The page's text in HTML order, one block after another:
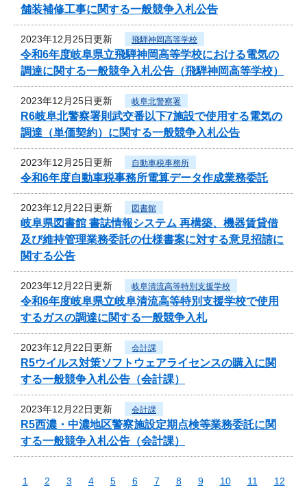
舗装補修工事に関する一般競争入札公告
2023年12月25日更新 飛騨神岡高等学校
令和6年度岐阜県立飛騨神岡高等学校における電気の
調達に関する一般競争入札公告（飛騨神岡高等学校）
2023年12月25日更新 岐阜北警察署
R6岐阜北警察署則武交番以下7施設で使用する電気の
調達（単価契約）に関する一般競争入札公告
2023年12月25日更新 自動車税事務所
令和6年度自動車税事務所電算データ作成業務委託
2023年12月22日更新 図書館
岐阜県図書館 書誌情報システム 再構築、機器賃貸借
及び維持管理業務委託の仕様書案に対する意見招請に
関する公告
2023年12月22日更新 岐阜清流高等特別支援学校
令和6年度岐阜県立岐阜清流高等特別支援学校で使用
するガスの調達に関する一般競争入札
2023年12月22日更新 会計課
R5ウイルス対策ソフトウェアライセンスの購入に関
する一般競争入札公告（会計課）
2023年12月22日更新 会計課
R5西濃・中濃地区警察施設定期点検等業務委託に関
する一般競争入札公告（会計課）
1 2 3 4 5 6 7 8 9 10 11
12